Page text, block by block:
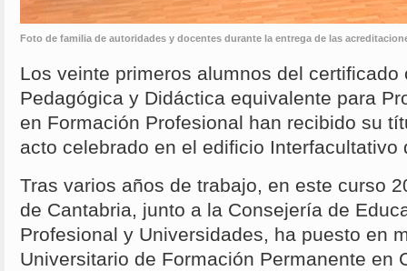
Foto de familia de autoridades y docentes durante la entrega de las
Los veinte primeros alumnos del
Pedagógica y Didáctica equivalente para
en Formación Profesional han recibido su
acto celebrado en el edificio Interfacultativo
Tras varios años de trabajo, en este curso
de Cantabria, junto a la Consejería de
Profesional y Universidades, ha puesto en
Universitario de Formación Permanente en